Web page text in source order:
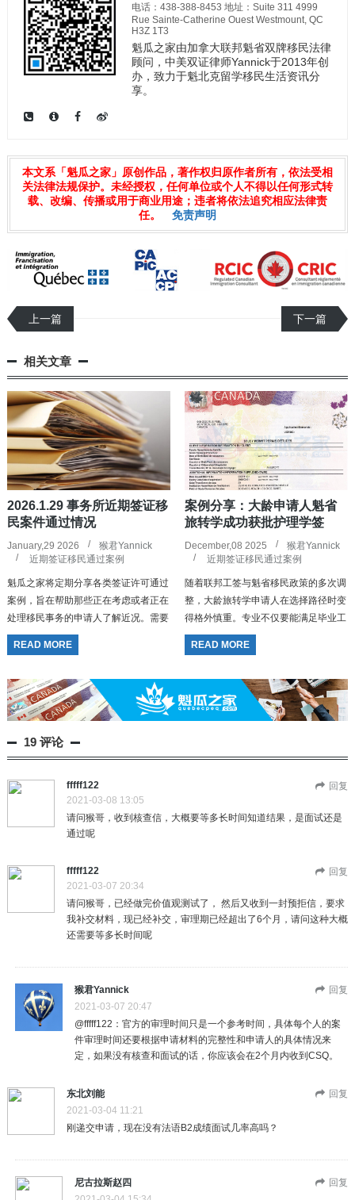
电话：438-388-8453 地址：Suite 311 4999
Rue Sainte-Catherine Ouest Westmount, QC
H3Z 1T3
魁瓜之家由加拿大联邦魁省双牌移民法律
顾问，中美双证律师Yannick于2013年创
办，致力于魁北克留学移民生活资讯分
享。
本文系「魁瓜之家」原创作品，著作权归原作者所有，依法受相
关法律法规保护。未经授权，任何单位或个人不得以任何形式转
载、改编、传播或用于商业用途；违者将依法追究相应法律责
任。
免责声明
上一篇 下一篇
相关文章
2026.1.29 事务所近期签证移
民案件通过情况
January,29 2026
猴君Yannick
近期签证移民通过案例
魁瓜之家将定期分享各类签证许可通过
案例，旨在帮助那些正在考虑或者正在
处理移民事务的申请人了解近况。需要
注意的是，我们分享的所有案例均为本
事务所亲自处理过的案件。然而，由于
READ MORE
案例分享：大龄申请人魁省
旅转学成功获批护理学签
December,08 2025
猴君Yannick
近期签证移民通过案例
随着联邦工签与魁省移民政策的多次调
整，大龄旅转学申请人在选择路径时变
得格外慎重。专业不仅要能满足毕业工
签的要求，也要与未来身份规划相匹
配。PEQ 项目取消后，英语学校和法
READ MORE
19 评论
fffff122
回复
2021-03-08 13:05
请问猴哥，收到核查信，大概要等多长时间知道结果，是面试还是
通过呢
fffff122
回复
2021-03-07 20:34
请问猴哥，已经做完价值观测试了， 然后又收到一封预拒信，要求
我补交材料，现已经补交，审理期已经超出了6个月，请问这种大概
还需要等多长时间呢
猴君Yannick
回复
2021-03-07 20:47
@fffff122：官方的审理时间只是一个参考时间，具体每个人的案
件审理时间还要根据申请材料的完整性和申请人的具体情况来
定，如果没有核查和面试的话，你应该会在2个月内收到CSQ。
东北刘能
回复
2021-03-04 11:21
刚递交申请，现在没有法语B2成绩面试几率高吗？
尼古拉斯赵四
回复